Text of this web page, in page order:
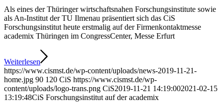
Als eines der Thüringer wirtschaftsnahen Forschungsinstitute sowie
als An-Institut der TU Ilmenau präsentiert sich das CiS
Forschungsinstitut heute erstmalig auf der Firmenkontaktmesse
academix Thüringen im CongressCenter, Messe Erfurt
Weiterlesen
https://www.cismst.de/wp-content/uploads/news-2019-11-21-
home.jpg 90 120 CiS https://www.cismst.de/wp-
content/uploads/logo-trans.png CiS2019-11-21 14:19:002021-02-15
13:19:48CiS Forschungsinstitut auf der academix